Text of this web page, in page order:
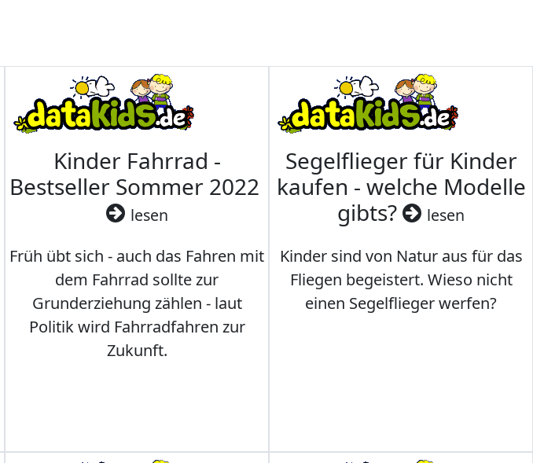
Kinder Fahrrad -
Bestseller Sommer 2022
lesen
Früh übt sich - auch das Fahren mit
dem Fahrrad sollte zur
Grunderziehung zählen - laut
Politik wird Fahrradfahren zur
Zukunft.
Segelflieger für Kinder
kaufen - welche Modelle
gibts?
lesen
Kinder sind von Natur aus für das
Fliegen begeistert. Wieso nicht
einen Segelflieger werfen?